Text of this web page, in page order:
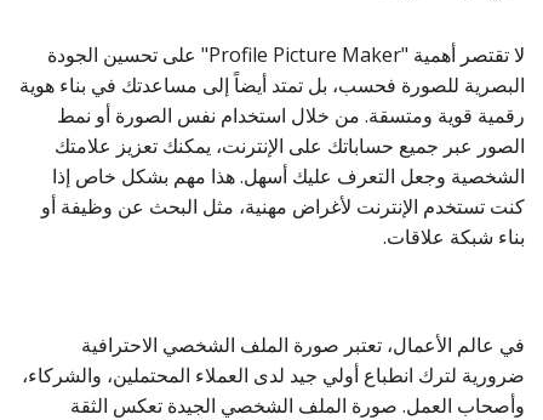
لا تقتصر أهمية "Profile Picture Maker" على تحسين الجودة
البصرية للصورة فحسب، بل تمتد أيضاً إلى مساعدتك في بناء هوية
رقمية قوية ومتسقة. من خلال استخدام نفس الصورة أو نمط
الصور عبر جميع حساباتك على الإنترنت، يمكنك تعزيز علامتك
الشخصية وجعل التعرف عليك أسهل. هذا مهم بشكل خاص إذا
كنت تستخدم الإنترنت لأغراض مهنية، مثل البحث عن وظيفة أو
بناء شبكة علاقات.
في عالم الأعمال، تعتبر صورة الملف الشخصي الاحترافية
ضرورية لترك انطباع أولي جيد لدى العملاء المحتملين، والشركاء،
وأصحاب العمل. صورة الملف الشخصي الجيدة تعكس الثقة